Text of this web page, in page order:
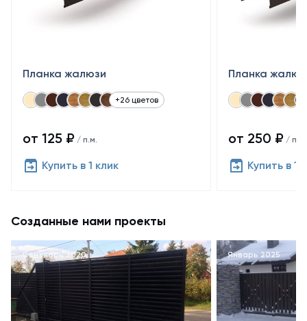
Планка жалюзи
+26 цветов
от 125 ₽ / п.м.
Купить в 1 клик
Планка
от 250 ₽ / п.м.
Купить в 1
Созданные нами проекты
Сентябрь 2020 Январь 2025